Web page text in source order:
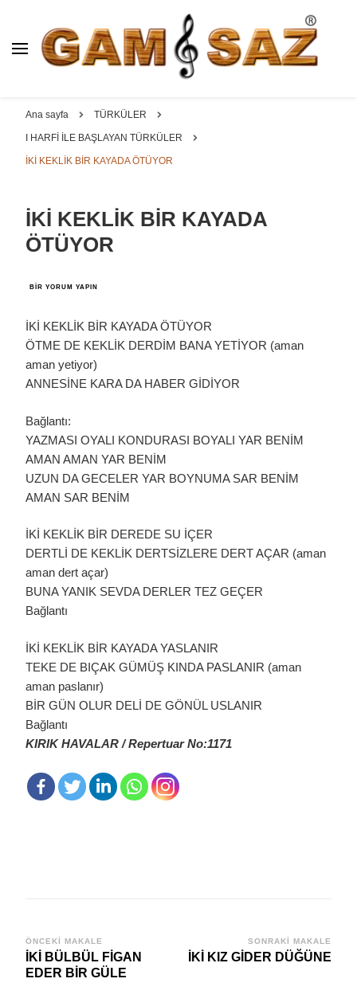
BAĞLAMA İMALAT / SATIŞ
YAPRAK || ELEKTRO ||
ÖZEL BAĞLAMA İMALAT /
SATIŞ
Padok, Kompozit, Mat, Divan, Çöğür, Cura, Solak, Dede,
Oyma ve yaprak sazlar, özel imalat bağlamalar
Ana sayfa TÜRKÜLER
I HARFİ İLE BAŞLAYAN TÜRKÜLER
İKİ KEKLİK BİR KAYADA ÖTÜYOR
İKİ KEKLİK BİR KAYADA
ÖTÜYOR
İKİ
KAYADA
IÇIN
BIR YORUM YAPIN
İKİ KEKLİK BİR KAYADA ÖTÜYOR
ÖTME DE KEKLİK DERDİM BANA YETİYOR (aman
aman yetiyor)
ANNESİNE KARA DA HABER GİDİYOR
Bağlantı:
YAZMASI OYALI KONDURASI BOYALI YAR BENİM
AMAN AMAN YAR BENİM
UZUN DA GECELER YAR BOYNUMA SAR BENİM
AMAN SAR BENİM
İKİ KEKLİK BİR DEREDE SU İÇER
DERTLİ DE KEKLİK DERTSİZLERE DERT AÇAR (aman
aman dert açar)
BUNA YANIK SEVDA DERLER TEZ GEÇER
Bağlantı
İKİ KEKLİK BİR KAYADA YASLANIR
TEKE DE BIÇAK GÜMÜŞ KINDA PASLANIR (aman
aman paslanır)
BİR GÜN OLUR DELİ DE GÖNÜL USLANIR
Bağlantı
KIRIK HAVALAR / Repertuar No:1171
Yazı
dolaşımı
ÖNCEKI MAKALE
İKİ BÜLBÜL FİGAN
EDER BİR GÜLE
SONRAKI MAKALE
İKİ KIZ GİDER DÜĞÜNE